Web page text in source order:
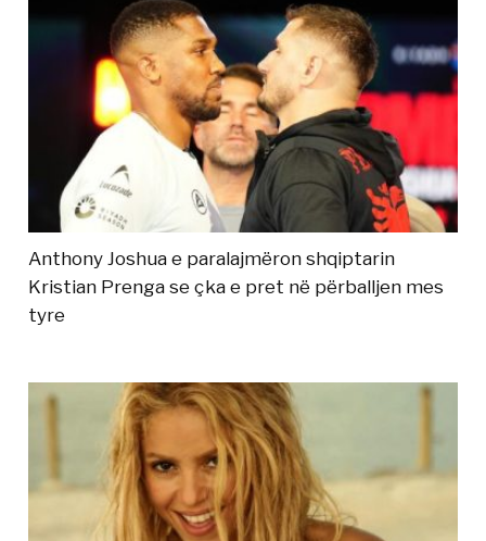
Anthony Joshua e paralajmëron shqiptarin
Kristian Prenga se çka e pret në përballjen mes
tyre